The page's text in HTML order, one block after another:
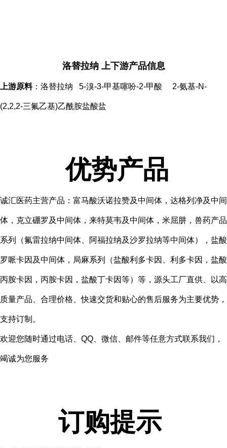
洛替拉纳 上下游产品信息
上游原料：洛替拉纳 5-溴-3-甲基噻吩-2-甲酸 2-氨基-N-
(2,2,2-三氟乙基)乙酰胺盐酸盐
优势产品
诚汇医药主营产品：富马酸沃诺拉赞及中间体，达格列净及中间
体，克立硼罗及中间体，来特莫韦及中间体，米屈肼，兽药产品
系列（氟雷拉纳中间体、阿福拉纳及沙罗拉纳等中间体），盐酸
罗哌卡因及中间体，局麻系列（盐酸利多卡因、利多卡因，盐酸
丙胺卡因，丙胺卡因，盐酸丁卡因等）等，源头工厂直供、以高
质量产品、合理价格、快速交货和贴心的售后服务为主要优势，
支持订制。
欢迎您随时通过电话、QQ、微信、邮件等任意方式联系我们，
竭诚为您服务
订购提示